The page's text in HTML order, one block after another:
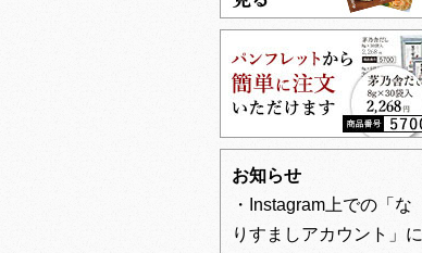
お知らせ
・Instagram上での「な
りすましアカウント」に